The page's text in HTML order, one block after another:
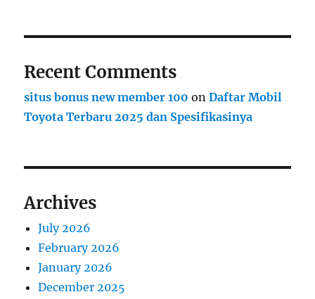
Recent Comments
situs bonus new member 100 onDaftar Mobil
Toyota Terbaru 2025 dan Spesifikasinya
Archives
July 2026
February 2026
January 2026
December 2025